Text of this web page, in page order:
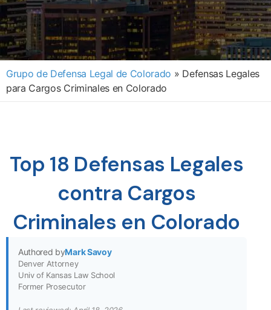
Grupo de Defensa Legal de Colorado » Defensas Legales
para Cargos Criminales en Colorado
Top 18 Defensas Legales
contra Cargos
Criminales en Colorado
Authored byMark Savoy
Denver Attorney
Univ of Kansas Law School
Former Prosecutor